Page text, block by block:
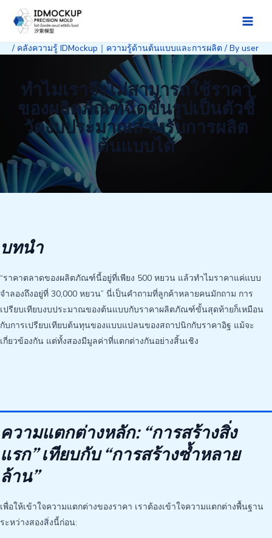
Main
/ คลังความรู้ IDMockup｜ความรู้ด้านต้นแบบและการผลิต / By user
ทำไมเราจึงไม่สามารถใช้ราคา
ของผลิตภัณฑ์ฉีดขึ้นรูปเป็นตัวชี้
วัดงบประมาณสำหรับการผลิต
ต้นแบบได้
บทนำ
“ราคาตลาดของผลิตภัณฑ์นี้อยู่ที่เพียง 500 หยวน แล้วทำไมราคาแค่แบบ
จำลองถึงอยู่ที่ 30,000 หยวน” นี่เป็นคำถามที่ลูกค้าหลายคนมักถาม การ
เปรียบเทียบงบประมาณของต้นแบบกับราคาผลิตภัณฑ์ขั้นสุดท้ายก็เหมือน
กับการเปรียบเทียบต้นทุนของแบบแปลนของสถาปนิกกับราคาอิฐ แม้จะ
เกี่ยวข้องกัน แต่ทั้งสองมีมูลค่าที่แตกต่างกันอย่างสิ้นเชิง
ความแตกต่างหลัก: “การสร้างสิ่ง
แรก” เทียบกับ “การสร้างซ้ำหลาย
ล้าน”
เพื่อให้เข้าใจความแตกต่างของราคา เราต้องเข้าใจความแตกต่างพื้นฐาน
ระหว่างสองสิ่งนี้ก่อน: